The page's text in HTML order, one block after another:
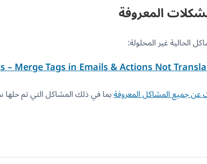
المعروفة
الحالية غير المحلولة:
– Merge Tags in Emails & Actions Not
عن جميع المشاكل المعروفةبما في ذلك المشاكل التي تم حلها